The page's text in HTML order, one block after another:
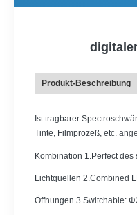
Produkt-Beschreibung
Ist tragbarer
Tinte, Filmprozeß, etc.
Kombination 1.Perfect
Lichtquellen 2.Combined
Öffnungen 3.Switchable: